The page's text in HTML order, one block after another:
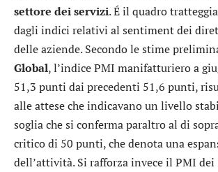
settore dei servizi. É il quadro
dagli indici relativi al sentiment dei
delle aziende. Secondo le stime
Global, l’indice PMI manifatturiero a
51,3 punti dai precedenti 51,6 punti,
alle attese che indicavano un livello
soglia che si conferma paraltro al di
critico di 50 punti, che denota una
dell’attività. Si rafforza invece il PMI dei